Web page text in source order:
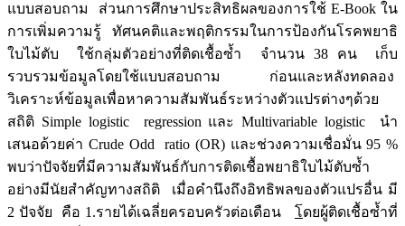
แบบสอบถาม ส่วนการศึกษาประสิทธิผลของการใช้ E-Book ใน
การเพิ่มความรู้ ทัศนคติและพฤติกรรมในการป้องกันโรคพยาธิ
ใบไม้ตับ ใช้กลุ่มตัวอย่างที่ติดเชื้อซ้ำ จำนวน 38 คน เก็บ
รวบรวมข้อมูลโดยใช้แบบสอบถาม ก่อนและหลังทดลอง
วิเคราะห์ข้อมูลเพื่อหาความสัมพันธ์ระหว่างตัวแปรต่างๆด้วย
สถิติ Simple logistic regression และ Multivariable logistic นำ
เสนอด้วยค่า Crude Odd ratio (OR) และช่วงความเชื่อมั่น 95 %
พบว่าปัจจัยที่มีความสัมพันธ์กับการติดเชื้อพยาธิใบไม้ตับซ้ำ
อย่างมีนัยสำคัญทางสถิติ เมื่อคำนึงถึงอิทธิพลของตัวแปรอื่น มี
2 ปัจจัย คือ 1.รายได้เฉลี่ยครอบครัวต่อเดือน โดยผู้ติดเชื้อซ้ำที่